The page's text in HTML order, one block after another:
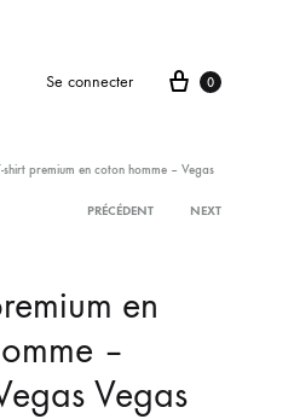
Se connecter Panier
0
shirt premium en coton homme – Vegas
navigation
PRÉCÉDENT NEXT
en
–
Vegas